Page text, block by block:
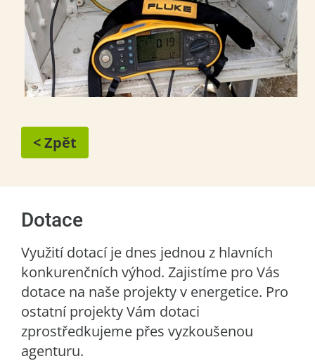
< Zpět
Dotace
Využití dotací je dnes jednou z hlavních
konkurenčních výhod. Zajistíme pro Vás
dotace na naše projekty v energetice. Pro
ostatní projekty Vám dotaci
zprostředkujeme přes vyzkoušenou
agenturu.